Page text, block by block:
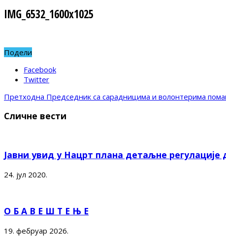
IMG_6532_1600x1025
Подели
Facebook
Twitter
Претходна Председник са сарадницима и волонтерима
Сличне вести
Јавни увид у Нацрт плана детаљне
24. јул 2020.
О Б А В Е Ш Т Е Њ Е
19. фебруар 2026.